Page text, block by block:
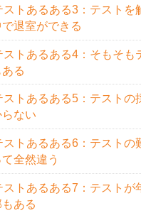
ストあるある3：テストを
退室ができる
ストあるある4：そもそも
る
ストあるある5：テストの
ない
ストあるある6：テストの
全然違う
ストあるある7：テストが
ある